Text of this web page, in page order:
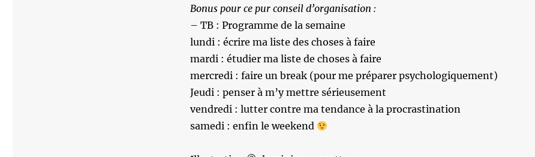
Bonus pour ce pur conseil d’organisation :
– TB : Programme de la semaine
lundi : écrire ma liste des choses à faire
mardi : étudier ma liste de choses à faire
mercredi : faire un break (pour me préparer psychologiquement)
Jeudi : penser à m’y mettre sérieusement
vendredi : lutter contre ma tendance à la procrastination
samedi : enfin le weekend